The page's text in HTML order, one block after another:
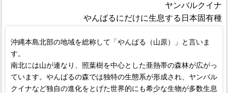
ヤンバルクイナ
やんばるにだけに生息する日本固有種
沖縄本島北部の地域を総称して「やんばる（山原）」と言いま
す。
南北には山が連なり、照葉樹を中心とした亜熱帯の森林が広がっ
ています。やんばるの森では独特の生態系が形成され、ヤンバル
クイナなど独自の進化をとげた世界的にも希少な生物が多数生息